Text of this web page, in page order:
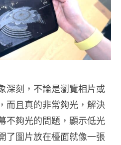
深刻，不論是瀏覽相片或
而且真的非常夠光，解決
不夠光的問題，顯示低光
了圖片放在檯面就像一張